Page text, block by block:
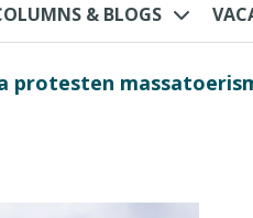
& BLOGS
‘Nederlandse